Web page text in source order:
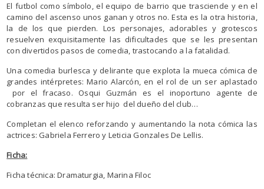
El futbol como símbolo, el equipo de barrio que trasciende y en el
camino del ascenso unos ganan y otros no. Esta es la otra historia,
la de los que pierden. Los personajes, adorables y grotescos
resuelven exquisitamente las dificultades que se les presentan
con divertidos pasos de comedia, trastocando a la fatalidad.
Una comedia burlesca y delirante que explota la mueca cómica de
grandes intérpretes: Mario Alarcón, en el rol de un ser aplastado
por el fracaso. Osqui Guzmán es el inoportuno agente de
cobranzas que resulta ser hijo del dueño del club…
Completan el elenco reforzando y aumentando la nota cómica las
actrices: Gabriela Ferrero y Leticia Gonzales De Lellis.
Ficha:
Ficha técnica: Dramaturgia, Marina Filoc